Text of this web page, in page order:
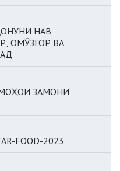
НАВ
ОМӮЗГОР ВА
ЗАМОНИ
FOOD-2023"